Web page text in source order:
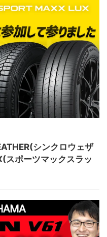
シンクロウェザ
スポーツマックスラッ